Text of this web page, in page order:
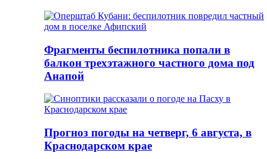
Фрагменты беспилотника попали в
балкон трехэтажного частного дома под
Анапой
Прогноз погоды на четверг, 6 августа, в
Краснодарском крае